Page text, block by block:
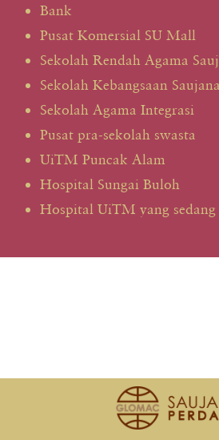
Bank
Pusat Komersial SU Mall
Sekolah Rendah Agama
Sekolah Kebangsaan
Sekolah Agama Integrasi
Pusat pra-sekolah swasta
UiTM Puncak Alam
Hospital Sungai Buloh
Hospital UiTM yang sedang